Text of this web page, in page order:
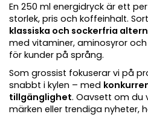
En 250 ml energidryck är ett
storlek, pris och koffeinhalt.
klassiska och sockerfria
med vitaminer, aminosyror
för kunder på språng.
Som grossist fokuserar vi på
snabbt i kylen – med
tillgänglighet. Oavsett om du
märken eller trendiga nyheter,